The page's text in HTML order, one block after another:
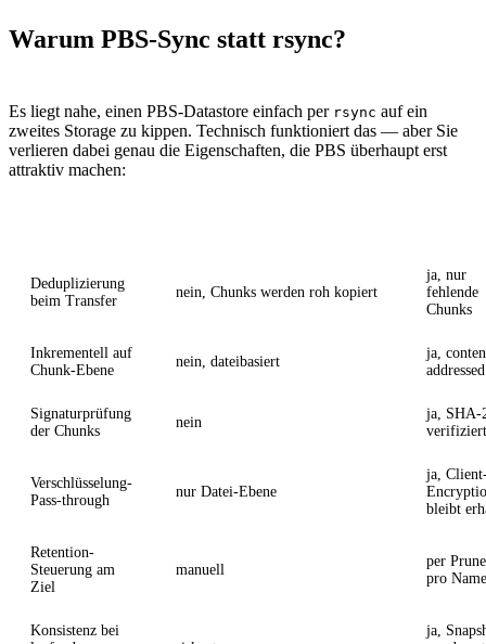
Warum PBS-Sync statt rsync?
Es liegt nahe, einen PBS-Datastore einfach per rsync auf ein
zweites Storage zu kippen. Technisch funktioniert das — aber Sie
verlieren dabei genau die Eigenschaften, die PBS überhaupt erst
attraktiv machen:
Deduplizierung
beim Transfer
nein, Chunks werden roh kopiert
ja, nur
fehlende
Chunks
Inkrementell auf
Chunk-Ebene
nein, dateibasiert
ja,
addressed
Signaturprüfung
der Chunks
nein
ja, SHA-
verifiziert
Verschlüsselung-
Pass-through
nur Datei-Ebene
ja,
bleibt
Retention-
Steuerung am
Ziel
manuell
per
pro
Konsistenz bei
ja,